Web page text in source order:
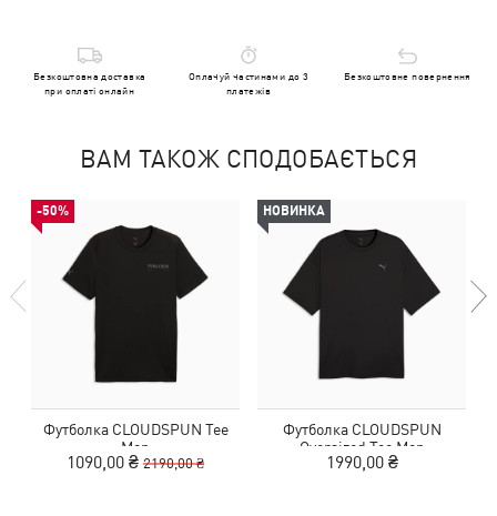
Безкоштовна доставка
при оплаті онлайн
Оплачуй частинами до 3
платежів
Безкоштовне повернення
ВАМ ТАКОЖ СПОДОБАЄТЬСЯ
-50%
Футболка CLOUDSPUN Tee
Men
1090,00 ₴ 2190,00 ₴
НОВИНКА
Футболка CLOUDSPUN
Oversized Tee Men
1990,00 ₴